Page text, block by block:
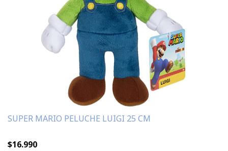
SUPER MARIO PELUCHE LUIGI 25 CM
$16.990